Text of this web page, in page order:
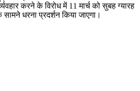
करने के विरोध में 11 मार्च को सुबह ग्यारह
धरना प्रदर्शन किया जाएगा।